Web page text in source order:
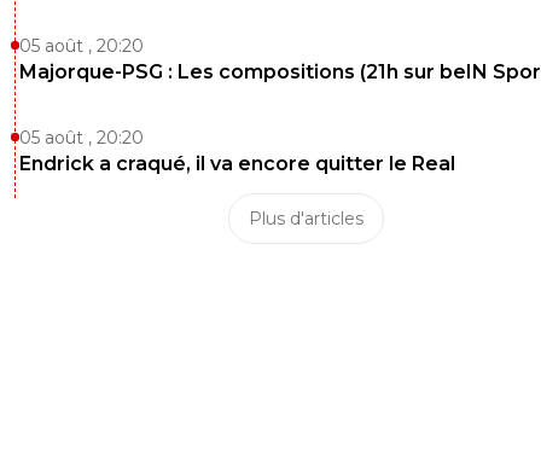
05 août , 20:20
Majorque-PSG : Les compositions (21h sur beIN
05 août , 20:20
Endrick a craqué, il va encore quitter le Real
Plus d'articles